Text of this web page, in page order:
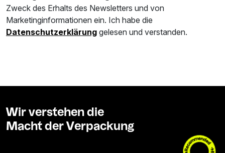
Zweck des Erhalts des Newsletters und von
Marketinginformationen ein. Ich habe die
Datenschutzerklärung gelesen und verstanden.
Wir verstehen die
Macht der Verpackung